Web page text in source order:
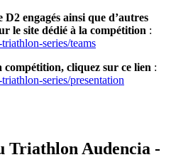
engagés ainsi que d’autres
le site dédié à la compétition :
series/teams
compétition, cliquez sur ce lien :
series/presentation
Triathlon Audencia -